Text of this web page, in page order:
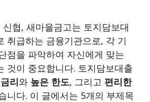
협, 새마을금고는 토지담보대
취급하는 금융기관으로, 각 기
점을 파악하여 자신에게 맞는
것이 중요합니다. 토지담보대출
리와 높은 한도, 그리고 편리한
니다. 이 글에서는 5개의 부제목